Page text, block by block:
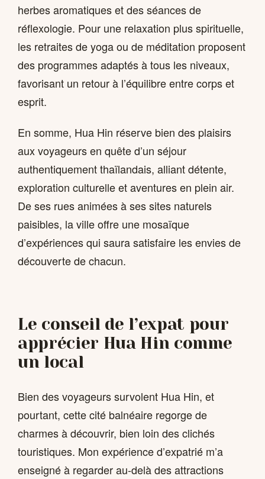
herbes aromatiques et des séances de
réflexologie. Pour une relaxation plus spirituelle,
les retraites de yoga ou de méditation proposent
des programmes adaptés à tous les niveaux,
favorisant un retour à l’équilibre entre corps et
esprit.
En somme, Hua Hin réserve bien des plaisirs
aux voyageurs en quête d’un séjour
authentiquement thaïlandais, alliant détente,
exploration culturelle et aventures en plein air.
De ses rues animées à ses sites naturels
paisibles, la ville offre une mosaïque
d’expériences qui saura satisfaire les envies de
découverte de chacun.
Le conseil de l’expat pour
apprécier Hua Hin comme
un local
Bien des voyageurs survolent Hua Hin, et
pourtant, cette cité balnéaire regorge de
charmes à découvrir, bien loin des clichés
touristiques. Mon expérience d’expatrié m’a
enseigné à regarder au-delà des attractions